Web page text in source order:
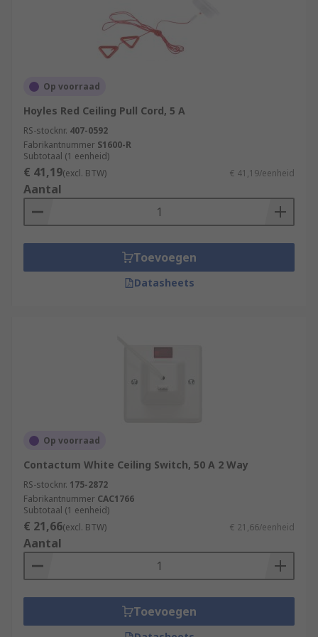
Op voorraad
Hoyles Red Ceiling Pull Cord, 5 A
RS-stocknr. 407-0592
Fabrikantnummer S1600-R
Subtotaal (1 eenheid)
€ 41,19(excl. BTW) € 41,19/eenheid
Aantal
Toevoegen
Datasheets
Op voorraad
Contactum White Ceiling Switch, 50 A 2 Way
RS-stocknr. 175-2872
Fabrikantnummer CAC1766
Subtotaal (1 eenheid)
€ 21,66(excl. BTW) € 21,66/eenheid
Aantal
Toevoegen